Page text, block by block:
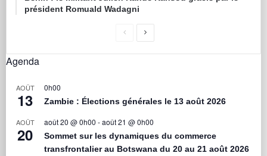
président Romuald Wadagni
Agenda
AOÛT
13
0h00
Zambie : Élections générales le 13 août 2026
AOÛT
20
août 20 @ 0h00 -août 21 @ 0h00
Sommet sur les dynamiques du commerce
transfrontalier au Botswana du 20 au 21 août 2026